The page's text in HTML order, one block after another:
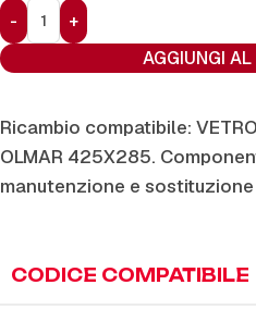
AGGIUNGI
Ricambio compatibile:
OLMAR 425X285.
manutenzione e
CODICE COMPATIBILE